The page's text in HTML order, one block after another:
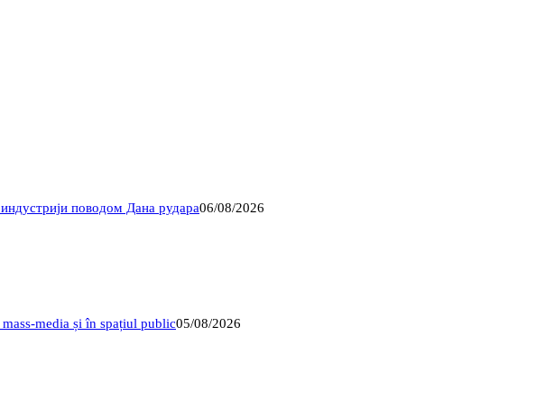
поводом Дана рудара06/08/2026
media și în spațiul public05/08/2026